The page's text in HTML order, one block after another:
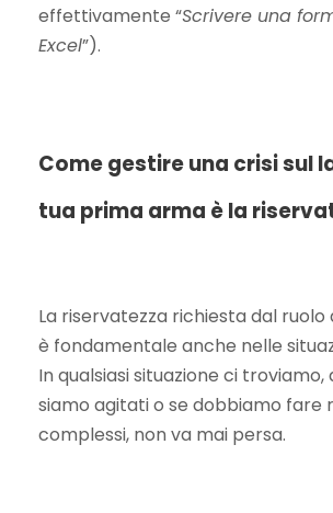
effettivamente “Scrivere una
Excel”).
Come gestire una crisi sul
tua prima arma è la
La riservatezza richiesta dal ruolo
è fondamentale anche nelle
In qualsiasi situazione ci troviamo,
siamo agitati o se dobbiamo fare
complessi, non va mai persa.